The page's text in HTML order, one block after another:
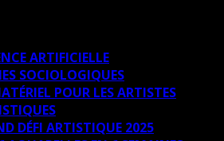
ARTIFICIELLE
SOCIOLOGIQUES
POUR LES ARTISTES
DÉFI ARTISTIQUE 2025